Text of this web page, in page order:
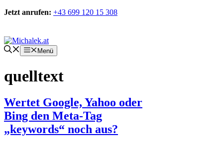
Zum
Jetzt anrufen: +43 699 120 15 308
Menü
quelltext
Wertet Google, Yahoo oder
Bing den Meta-Tag
„keywords“ noch aus?